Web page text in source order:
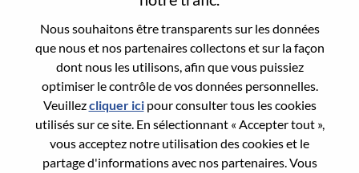
Nous souhaitons être transparents sur les données
que nous et nos partenaires collectons et sur la façon
dont nous les utilisons, afin que vous puissiez
optimiser le contrôle de vos données personnelles.
Veuillezcliquer icipour consulter tous les cookies
utilisés sur ce site. En sélectionnant « Accepter tout »,
vous acceptez notre utilisation des cookies et le
partage d'informations avec nos partenaires. Vous
Enter the email address associated with your
account, then click "Continue".
We will email you a link to reset your
password.